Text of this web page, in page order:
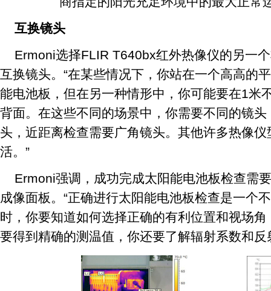
互换镜头
Ermoni选择FLIR T640bx红外热像仪的另一
互换镜头。“在某些情况下，你站在一个高高的
能电池板，但在另一种情形中，你可能要在1米
背面。在这些不同的场景中，你需要不同的镜
头，近距离检查需要广角镜头。其他许多热像
活。”
Ermoni强调，成功完成太阳能电池板检查需
成像面板。“正确进行太阳能电池板检查是一个
时，你要知道如何选择正确的有利位置和视场
要得到精确的测温值，你还要了解辐射系数和